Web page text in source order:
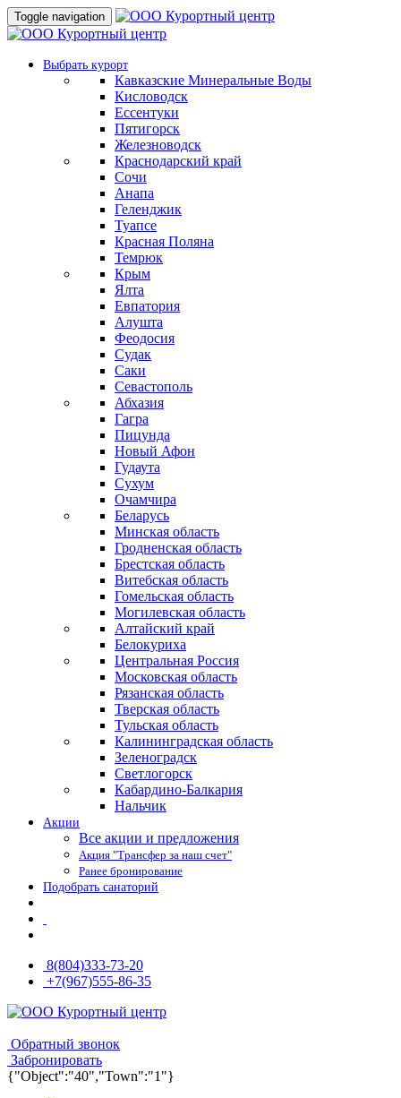
Toggle navigation
Выбрать курорт
Кавказские Минеральные Воды
Кисловодск
Ессентуки
Пятигорск
Железноводск
Краснодарский край
Сочи
Анапа
Геленджик
Туапсе
Красная Поляна
Темрюк
Крым
Ялта
Евпатория
Алушта
Феодосия
Судак
Саки
Севастополь
Абхазия
Гагра
Пицунда
Новый Афон
Гудаута
Сухум
Очамчира
Беларусь
Минская область
Гродненская область
Брестская область
Витебская область
Гомельская область
Могилевская область
Алтайский край
Белокуриха
Центральная Россия
Московская область
Рязанская область
Тверская область
Тульская область
Калининградская область
Зеленоградск
Светлогорск
Кабардино-Балкария
Нальчик
Акции
Все акции и предложения
Акция "Трансфер за наш счет"
Ранее бронирование
Подобрать санаторий
8(804)333-73-20
+7(967)555-86-35
Обратный звонок
Забронировать
{"Object":"40","Town":"1"}